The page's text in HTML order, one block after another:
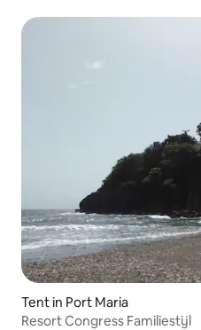
Tent in Port Maria
Resort Congress Familiestijl